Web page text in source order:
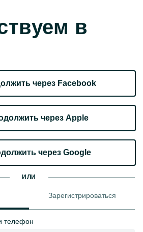
в
через Facebook
через Apple
через Google
ИЛИ
Зарегистрироваться
телефон